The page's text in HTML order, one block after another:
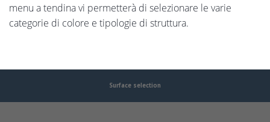
menu a tendina vi permetterà di selezionare le varie
categorie di colore e tipologie di struttura.